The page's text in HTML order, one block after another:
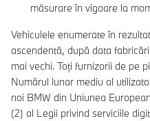
măsurare în vigoare la
Vehiculele enumerate în
ascendentă, după data
mai vechi. Toți furnizorii de pe
Numărul lunar mediu al
noi BMW din Uniunea
(2) al Legii privind serviciile